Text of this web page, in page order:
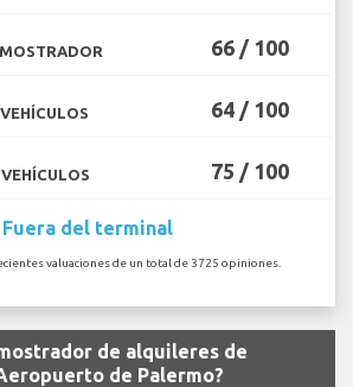
66 / 100
64 / 100
75 / 100
Fuera del terminal
valuaciones de un total de 3725 opiniones.
de alquileres de
de Palermo?